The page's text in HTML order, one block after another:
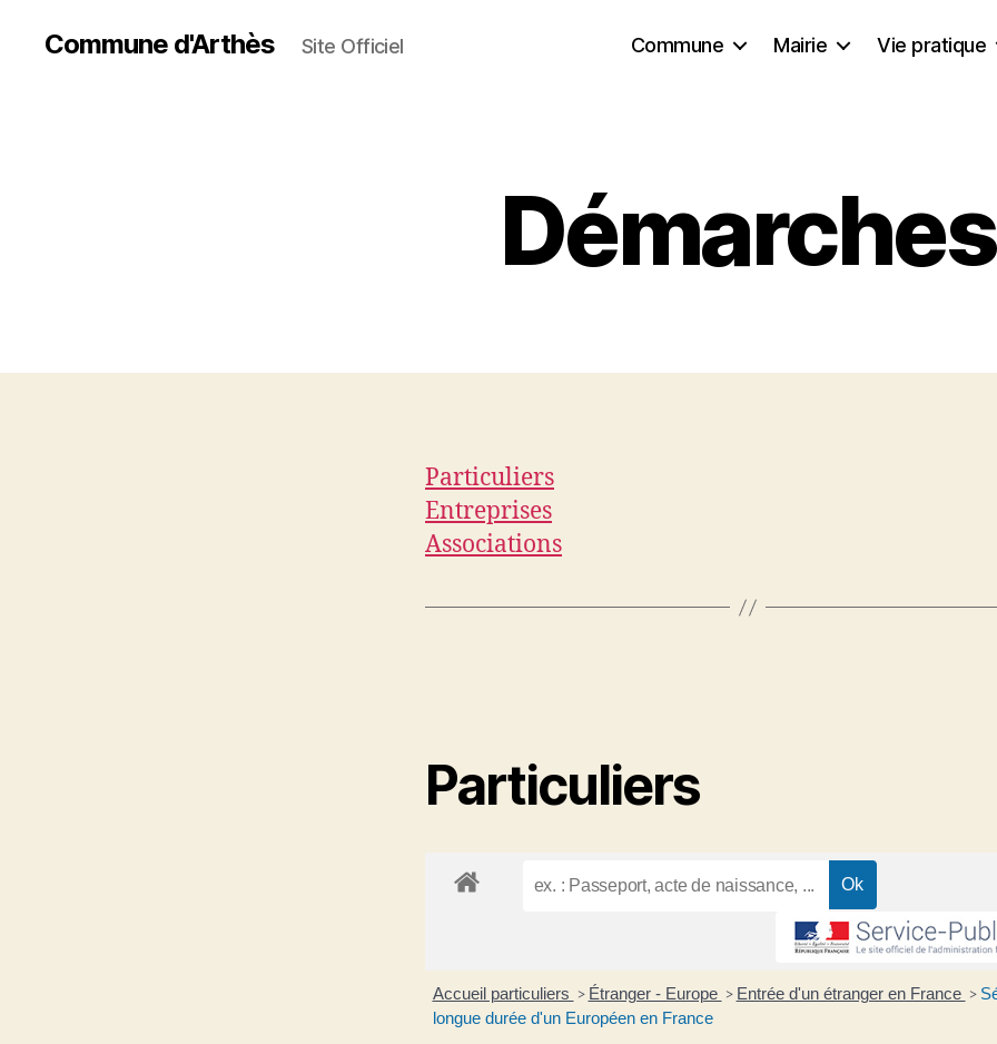
Commune d'Arthès Site Officiel Commune Mairie Vie pratique
Démarches
Particuliers
Entreprises
Associations
Particuliers
Accueil particuliers > Étranger - Europe > Entrée d'un étranger en France >
longue durée d'un Européen en France